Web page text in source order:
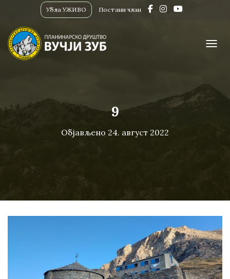
Убла УЖИВО Постани члан
9
Објављено 24. август 2022